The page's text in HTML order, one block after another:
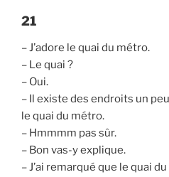
21
– J’adore le quai du métro.
– Le quai ?
– Oui.
– Il existe des endroits un
le quai du métro.
– Hmmmm pas sûr.
– Bon vas-y explique.
– J’ai remarqué que le quai